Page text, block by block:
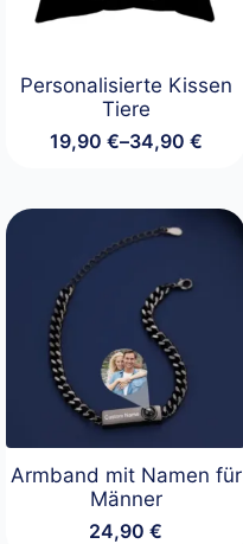
Personalisierte Kissen
Tiere
19,90 €–34,90 €
Preisspanne:
Armband mit Namen für
Männer
24,90€